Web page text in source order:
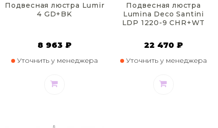
Подвесная люстра Lumina Deco Montero LDP 1249-
4 GD+BK
8 963 ₽
Уточнить у менеджера
Подвесная люстра
Lumina Deco Santini
LDP 1220-9 CHR+WT
22 470 ₽
Уточнить у менеджера